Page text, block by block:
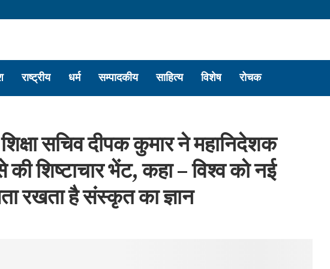
राष्ट्रीय धर्म सम्पादकीय साहित्य विशेष रोचक
सचिव दीपक कुमार ने महानिदेशक
की शिष्टाचार भेंट, कहा – विश्व को नई
रखता है संस्कृत का ज्ञान